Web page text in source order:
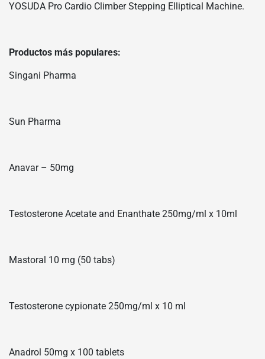
YOSUDA Pro Cardio Climber Stepping Elliptical Machine.
Productos más populares:
Singani Pharma
Sun Pharma
Anavar – 50mg
Testosterone Acetate and Enanthate 250mg/ml x 10ml
Mastoral 10 mg (50 tabs)
Testosterone cypionate 250mg/ml x 10 ml
Anadrol 50mg x 100 tablets